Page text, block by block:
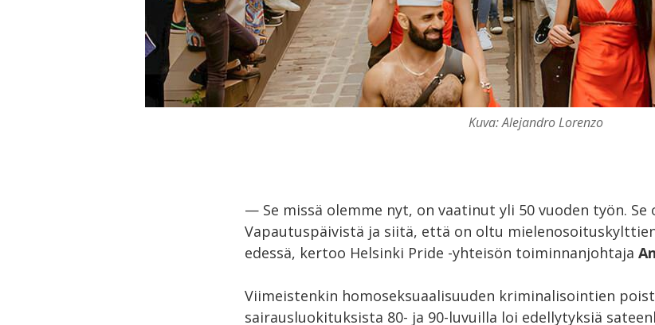
Kuva: Alejandro Lorenzo
— Se missä olemme nyt, on vaatinut yli 50 vuoden työn. Se
Vapautuspäivistä ja siitä, että on oltu
edessä, kertoo Helsinki Pride -yhteisön toiminnanjohtaja
Viimeistenkin homoseksuaalisuuden kriminalisointien
sairausluokituksista 80- ja 90-luvuilla loi edellytyksiä